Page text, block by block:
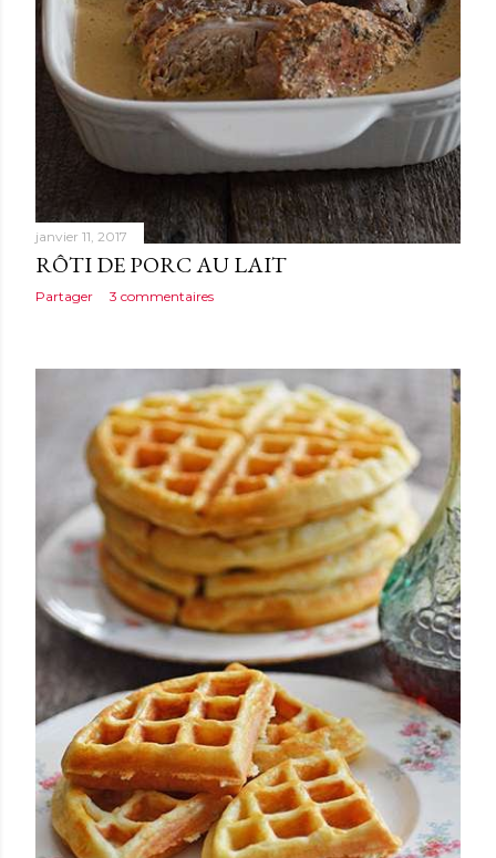
janvier 11, 2017
RÔTI DE PORC AU LAIT
Partager 3 commentaires